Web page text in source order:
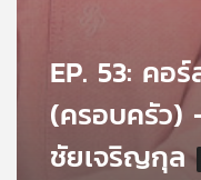
แผนที่
EP. 53: คอ
(ครอบครัว)
ชัยเจริญกุล